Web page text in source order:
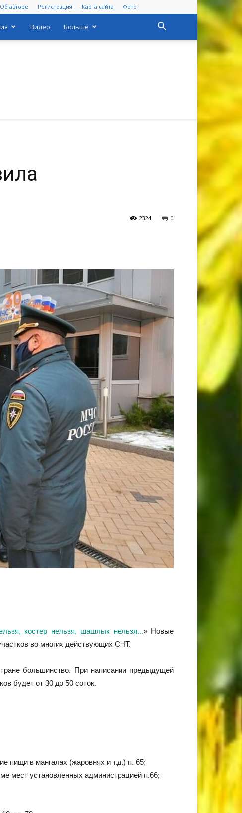
Об авторе Регистрация Карта сайта Фото
Видео Больше
0
2324
костер нельзя, шашлык нельзя...» Новые
во многих действующих СНТ.
большинство. При написании предыдущей
будет от 30 до 50 соток.
пищи в мангалах (жаровнях и т.д.) п. 65;
мест установленных администрацией п.66;